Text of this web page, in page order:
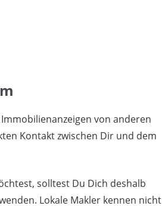
von anderen
Kontakt zwischen Dir und dem
solltest Du Dich deshalb
Lokale Makler kennen nicht